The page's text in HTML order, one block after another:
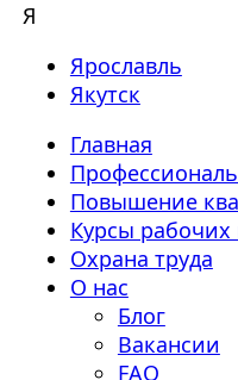
Я
Ярославль
Якутск
Главная
Повышение
Курсы рабочих
Охрана труда
О нас
Блог
Вакансии
FAQ